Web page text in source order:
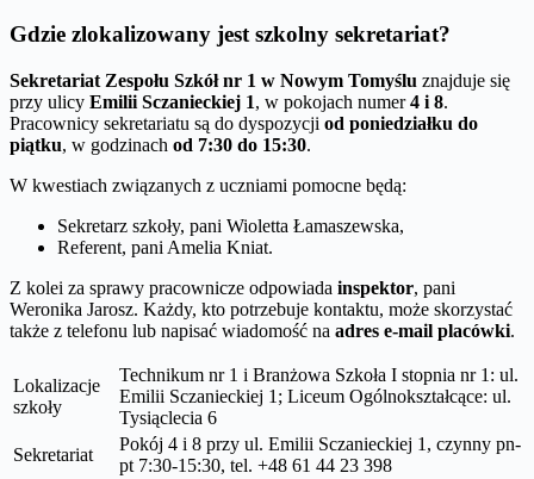
Gdzie zlokalizowany jest szkolny sekretariat?
Sekretariat Zespołu Szkół nr 1 w Nowym Tomyślu znajduje się
przy ulicy Emilii Sczanieckiej 1, w pokojach numer4 i 8.
Pracownicy sekretariatu są do dyspozycji od poniedziałku do
piątku, w godzinach od 7:30 do 15:30.
W kwestiach związanych z uczniami pomocne będą:
Sekretarz szkoły, pani Wioletta Łamaszewska,
Referent, pani Amelia Kniat.
Z kolei za sprawy pracownicze odpowiada inspektor, pani
Weronika Jarosz. Każdy, kto potrzebuje kontaktu, może skorzystać
także z telefonu lub napisać wiadomość na adres e-mail placówki.
Lokalizacje
szkoły
Technikum nr 1 i Branżowa Szkoła I stopnia nr 1: ul.
Emilii Sczanieckiej 1; Liceum Ogólnokształcące: ul.
Tysiąclecia 6
Sekretariat
Pokój 4 i 8 przy ul. Emilii Sczanieckiej 1, czynny pn-
pt 7:30-15:30, tel. +48 61 44 23 398